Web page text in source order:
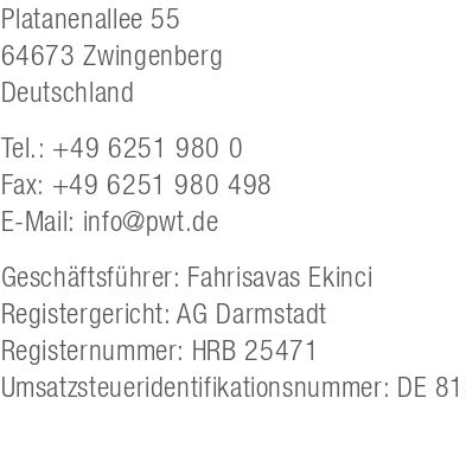
Platanenallee 55
64673 Zwingenberg
Deutschland
Tel.: +49 6251 980 0
Fax: +49 6251 980 498
E-Mail: info@pwt.de
Geschäftsführer: Fahrisavas Ekinci
Registergericht: AG Darmstadt
Registernummer: HRB 25471
Umsatzsteueridentifikationsnummer: DE